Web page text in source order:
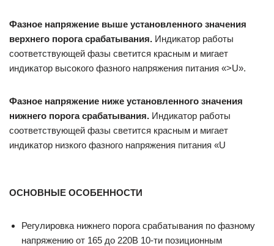
Фазное напряжение выше установленного значения
верхнего порога срабатывания. Индикатор работы
соответствующей фазы светится красным и мигает
индикатор высокого фазного напряжения питания «>U».
Фазное напряжение ниже установленного значения
нижнего порога срабатывания. Индикатор работы
соответствующей фазы светится красным и мигает
индикатор низкого фазного напряжения питания «U
ОСНОВНЫЕ ОСОБЕННОСТИ
Регулировка нижнего порога срабатывания по фазному
напряжению от 165 до 220В 10-ти позиционным